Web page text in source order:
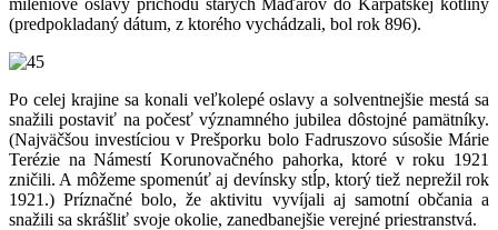
(predpokladaný dátum, z ktorého vychádzali, bol rok 896).
Po celej krajine sa konali veľkolepé oslavy a solventnejšie mestá sa
snažili postaviť na počesť významného jubilea dôstojné pamätníky.
(Najväčšou investíciou v Prešporku bolo Fadruszovo súsošie Márie
Terézie na Námestí Korunovačného pahorka, ktoré v roku 1921
zničili. A môžeme spomenúť aj devínsky stĺp, ktorý tiež neprežil rok
1921.) Príznačné bolo, že aktivitu vyvíjali aj samotní občania a
snažili sa skrášliť svoje okolie, zanedbanejšie verejné priestranstvá.